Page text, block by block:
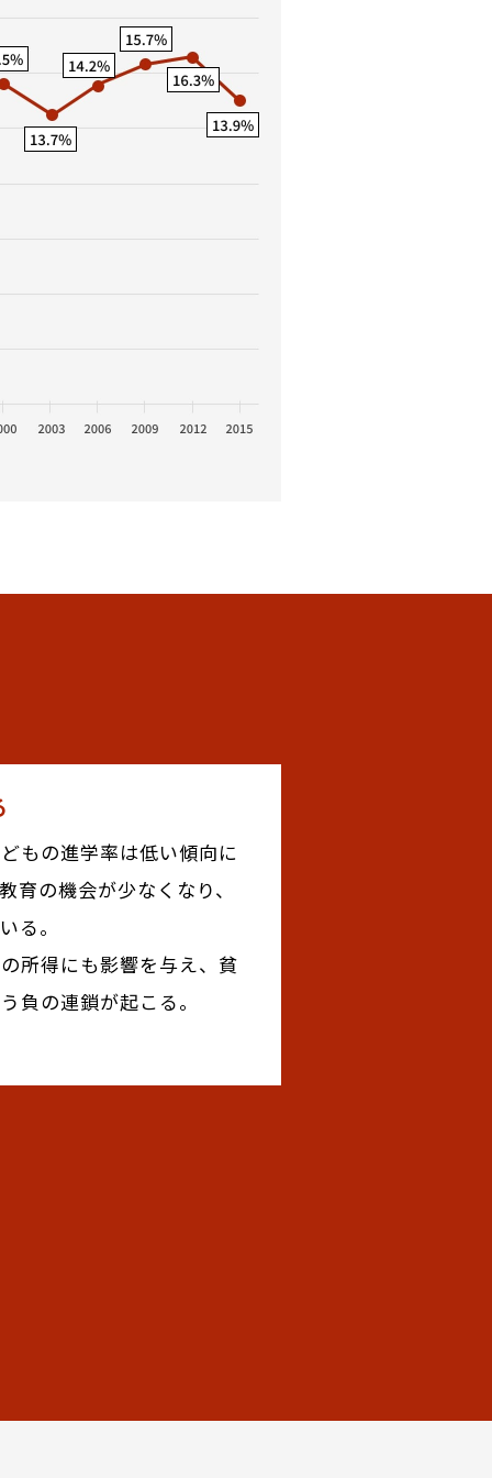
もの進学率は低い傾向に
育の機会が少なくなり、
る。
所得にも影響を与え、貧
負の連鎖が起こる。